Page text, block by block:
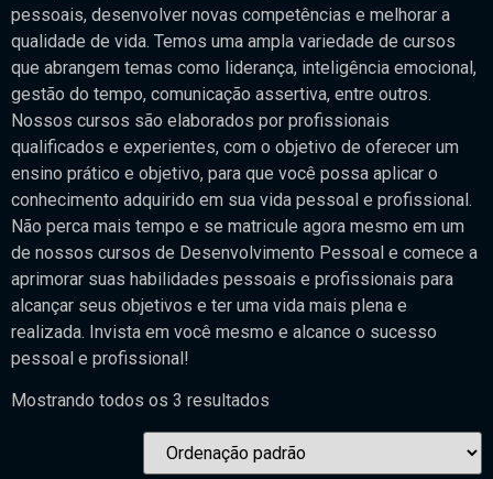
pessoais, desenvolver novas competências e melhorar a
qualidade de vida. Temos uma ampla variedade de cursos
que abrangem temas como liderança, inteligência emocional,
gestão do tempo, comunicação assertiva, entre outros.
Nossos cursos são elaborados por profissionais
qualificados e experientes, com o objetivo de oferecer um
ensino prático e objetivo, para que você possa aplicar o
conhecimento adquirido em sua vida pessoal e profissional.
Não perca mais tempo e se matricule agora mesmo em um
de nossos cursos de Desenvolvimento Pessoal e comece a
aprimorar suas habilidades pessoais e profissionais para
alcançar seus objetivos e ter uma vida mais plena e
realizada. Invista em você mesmo e alcance o sucesso
pessoal e profissional!
Mostrando todos os 3 resultados